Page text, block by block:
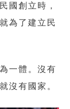
國創立時，
為了建立民
一體。沒有
沒有國家。